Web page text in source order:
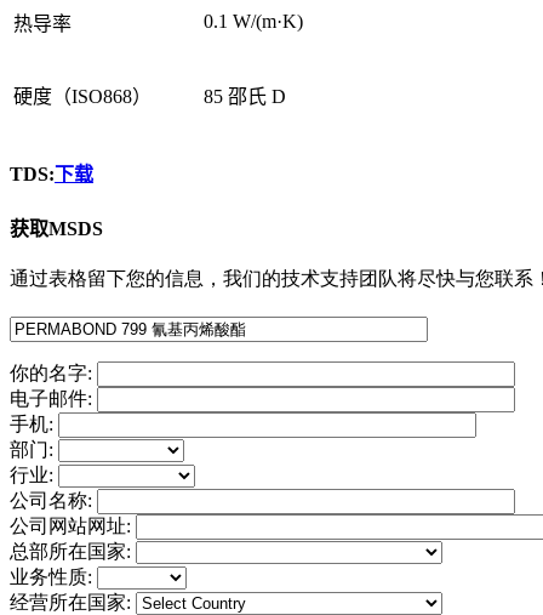
热导率 0.1 W/(m·K)
硬度（ISO868） 85 邵氏 D
TDS:下载
获取MSDS
通过表格留下您的信息，我们的技术支持团队将尽快与您联系
你的名字:
电子邮件:
手机:
部门:
行业:
公司名称:
公司网站网址:
总部所在国家:
业务性质:
经营所在国家: